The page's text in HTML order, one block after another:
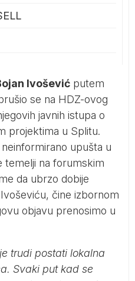
Ivošević putem
se na HDZ-ovog
javnih istupa o
projektima u Splitu.
upušta u
temelji na forumskim
da ubrzo dobije
čine izbornom
objavu prenosimo u
trudi postati lokalna
Svaki put kad se